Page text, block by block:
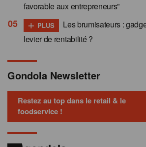
favorable aux entrepreneurs”
+ PLUS
Les brumisateurs :
levier de rentabilité ?
Gondola Newsletter
Restez au top dans le retail & le
foodservice !